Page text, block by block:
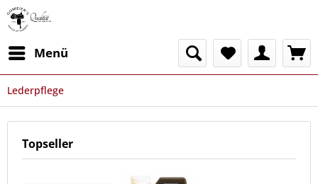
Menü
Lederpflege
Topseller